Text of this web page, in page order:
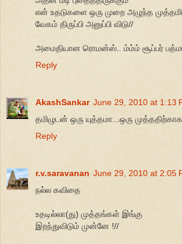
என் உதடுகளை ஒரு முறை அழுந்த
வேகம் திருப்பி அனுப்பி விடு//
அமைதியான ரொமன்ஸ்.. ம்ம்ம் சூப்பர்
Reply
AkashSankar June 29, 2010 at 1:13
தமிழுடன் ஒரு யுத்தமா...ஒரு
Reply
r.v.saravanan June 29, 2010 at 2:05
நல்ல கவிதை
உதடில்லா(து) முத்தங்கள் இங்கு
இறந்துவிடும் முன்னே !//